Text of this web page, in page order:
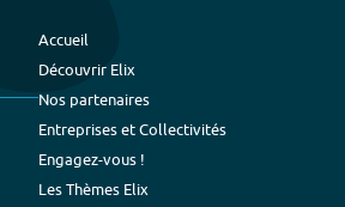
Accueil
Découvrir Elix
Nos partenaires
Entreprises et Collectivités
Engagez-vous !
Les Thèmes Elix